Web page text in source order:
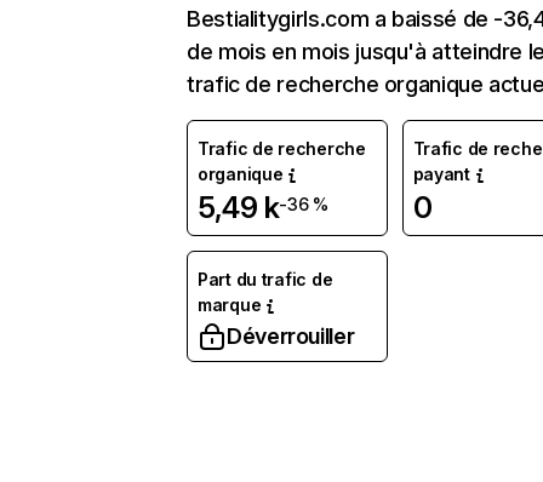
Bestialitygirls.com a baissé de -
de mois en mois jusqu'à atteindre
trafic de recherche organique
Trafic de recherche
organique
5,49 k-36 %
Trafic de
payant
0
Part du trafic de
marque
Déverrouiller